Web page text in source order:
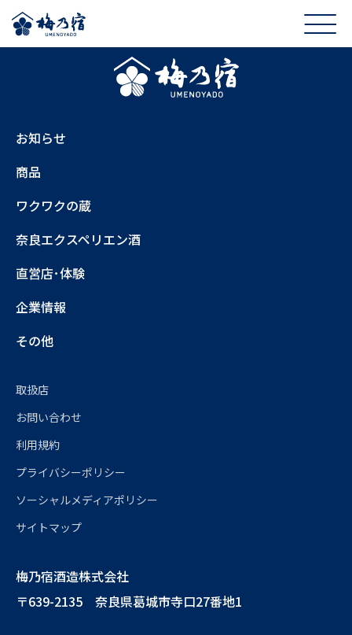
お知らせ
商品
ワクワクの蔵
奈良エクスペリエン酒
直営店･体験
企業情報
その他
取扱店
お問い合わせ
利用規約
プライバシーポリシー
ソーシャルメディアポリシー
サイトマップ
梅乃宿酒造株式会社
〒639-2135 奈良県葛城市寺口27番地1